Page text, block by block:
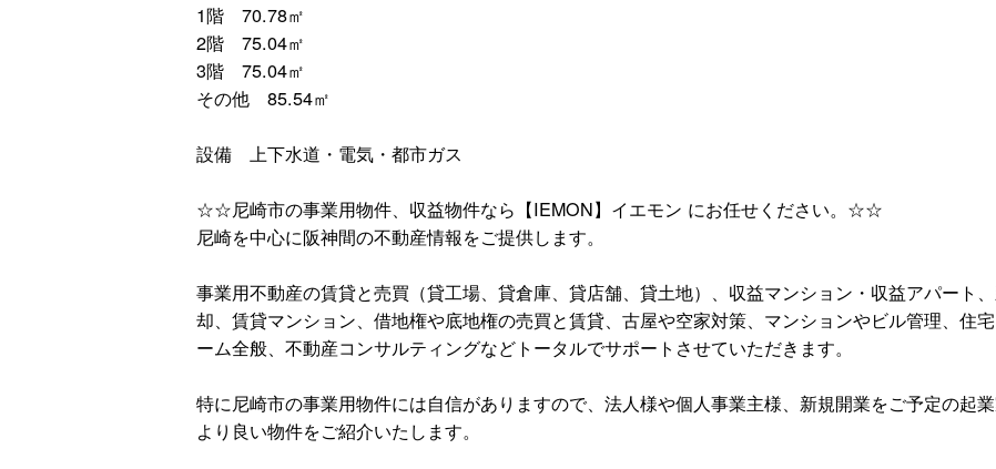
1階 70.78㎡
2階 75.04㎡
3階 75.04㎡
その他 85.54㎡
設備 上下水道・電気・都市ガス
☆☆尼崎市の事業用物件、収益物件なら【IEMON】イエモン にお任せください。☆☆
尼崎を中心に阪神間の不動産情報をご提供します。
事業用不動産の賃貸と売買（貸工場、貸倉庫、貸店舗、貸土地）、収益マンション・収益アパート
却、賃貸マンション、借地権や底地権の売買と賃貸、古屋や空家対策、マンションやビル管理、住
ーム全般、不動産コンサルティングなどトータルでサポートさせていただきます。
特に尼崎市の事業用物件には自信がありますので、法人様や個人事業主様、新規開業をご予定の起
より良い物件をご紹介いたします。